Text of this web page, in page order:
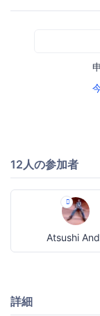
12人の参加者
Atsushi
詳細